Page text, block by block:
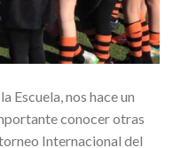
Escuela, nos hace un
conocer otras
Internacional del